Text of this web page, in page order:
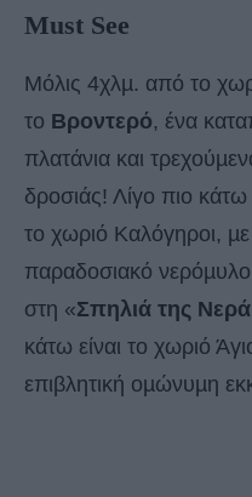
Must See
Μόλις 4χλµ. από το
το Βροντερό, ένα
πλατάνια και
δροσιάς! Λίγο πιο
το χωριό Καλόγηροι,
παραδοσιακό νερόµυλο
στη «Σπηλιά της
κάτω είναι το χωριό
επιβλητική οµώνυµη